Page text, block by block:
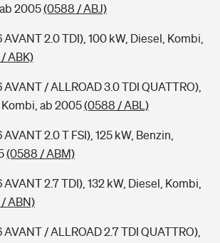
2005(0588 / ABJ)
2.0 TDI), 100 kW, Diesel, Kombi,
ABK)
/ ALLROAD 3.0 TDI QUATTRO),
Kombi, ab 2005(0588 / ABL)
2.0 T FSI), 125 kW, Benzin,
(0588 / ABM)
2.7 TDI), 132 kW, Diesel, Kombi,
ABN)
/ ALLROAD 2.7 TDI QUATTRO),